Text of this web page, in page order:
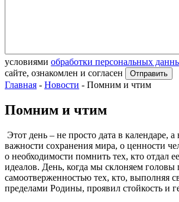
условиями обработки персональных
сайте, ознакомлен и согласен
Главная - Новости - Помним и чтим
Помним и чтим
Этот день – не просто дата в календаре,
важности сохранения мира, о ценности
о необходимости помнить тех, кто отдал
идеалов. День, когда мы склоняем головы
самоотверженностью тех, кто, выполняя
пределами Родины, проявил стойкость и